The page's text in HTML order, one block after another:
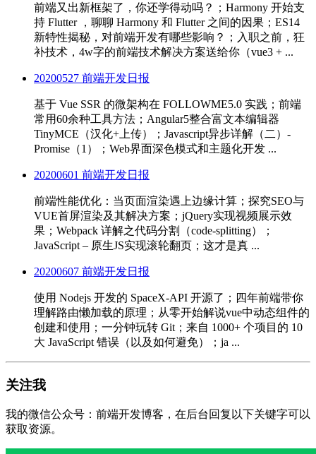
前端又出新框架了，你还学得动吗？；Harmony 开始支
持 Flutter ，聊聊 Harmony 和 Flutter 之间的因果；ES14
新特性揭秘，对前端开发有哪些影响？；入职之前，狂
补技术，4w字的前端技术解决方案送给你（vue3 + ...
20200527 前端开发日报
基于 Vue SSR 的微架构在 FOLLOWME5.0 实践；前端
常用60余种工具方法；Angular5整合富文本编辑器
TinyMCE（汉化+上传）；Javascript异步详解（二）-
Promise（1）；Web界面深色模式和主题化开发 ...
20200601 前端开发日报
前端性能优化：当页面渲染遇上边缘计算；探究SEO与
VUE首屏渲染及其解决方案；jQuery实现视频展示效
果；Webpack 详解之代码分割（code-splitting）；
JavaScript – 原生JS实现滚轮翻页；这才是真 ...
20200607 前端开发日报
使用 Nodejs 开发的 SpaceX-API 开源了；四年前端带你
理解路由懒加载的原理；从零开始解说vue中动态组件的
创建和使用；一分钟玩转 Git；来自 1000+ 个项目的 10
大 JavaScript 错误（以及如何避免）；ja ...
关注我
我的微信公众号：前端开发博客，在后台回复以下关键字可以
获取资源。